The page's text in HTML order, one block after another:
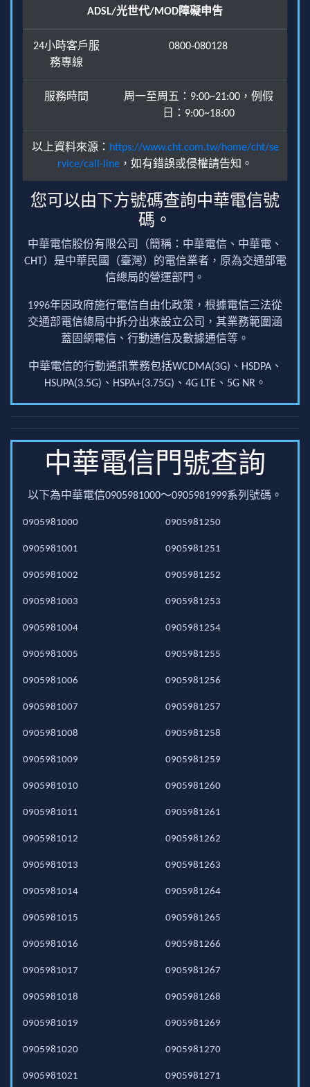
ADSL/光世代/MOD障礙申告
24小時客戶服
務專線
0800-080128
服務時間
周一至周五：9:00~21:00，例假
日：9:00~18:00
以上資料來源： https://www.cht.com.tw/home/cht/se
rvice/call-line ，如有錯誤或侵權請告知。
您可以由下方號碼查詢中華電信號
碼。
中華電信股份有限公司（簡稱：中華電信、中華電、
CHT）是中華民國（臺灣）的電信業者，原為交通部電
信總局的營運部門。
1996年因政府施行電信自由化政策，根據電信三法從
交通部電信總局中拆分出來設立公司，其業務範圍涵
蓋固網電信、行動通信及數據通信等。
中華電信的行動通訊業務包括WCDMA(3G)、HSDPA、
HSUPA(3.5G)、HSPA+(3.75G)、4G LTE、5G NR。
中華電信門號查詢
以下為中華電信0905981000～0905981999系列號碼。
0905981000
0905981001
0905981002
0905981003
0905981004
0905981005
0905981006
0905981007
0905981008
0905981009
0905981010
0905981011
0905981012
0905981013
0905981014
0905981015
0905981016
0905981017
0905981018
0905981019
0905981020
0905981021
0905981250
0905981251
0905981252
0905981253
0905981254
0905981255
0905981256
0905981257
0905981258
0905981259
0905981260
0905981261
0905981262
0905981263
0905981264
0905981265
0905981266
0905981267
0905981268
0905981269
0905981270
0905981271